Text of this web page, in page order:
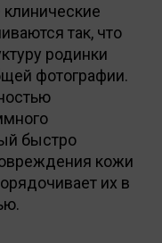
так, что
родинки
фотографии.
быстро
кожи
их в